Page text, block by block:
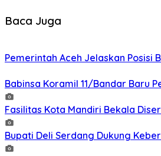
Baca Juga
Pemerintah Aceh Jelaskan Posisi
Babinsa Koramil 11/Bandar Baru
Fasilitas Kota Mandiri Bekala
Bupati Deli Serdang Dukung